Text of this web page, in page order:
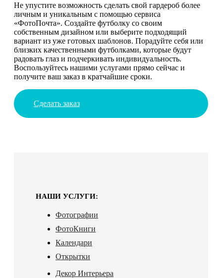
Не упустите возможность сделать свой гардероб более
личным и уникальным с помощью сервиса
«ФотоПочта». Создайте футболку со своим
собственным дизайном или выберите подходящий
вариант из уже готовых шаблонов. Порадуйте себя или
близких качественными футболками, которые будут
радовать глаз и подчеркивать индивидуальность.
Воспользуйтесь нашими услугами прямо сейчас и
получите ваш заказ в кратчайшие сроки.
Сделать заказ
НАШИ УСЛУГИ:
Фотографии
ФотоКниги
Календари
Открытки
Декор Интерьера